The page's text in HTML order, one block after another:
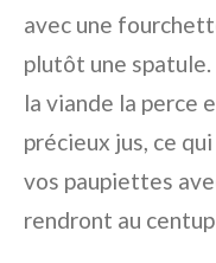
avec une
plutôt une spatule.
la viande la perce
précieux jus, ce
vos paupiettes
rendront au